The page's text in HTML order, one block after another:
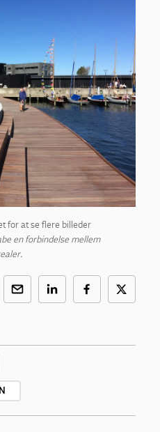
for at se flere billeder
en forbindelse mellem